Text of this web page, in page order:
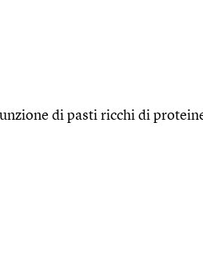
di pasti ricchi di